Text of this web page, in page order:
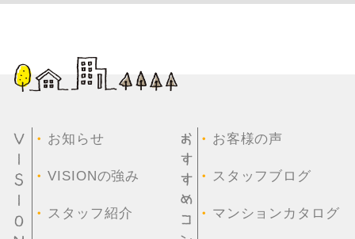
・ お知らせ
・VISIONの強み
・ スタッフ紹介
・ お客様の声
・ スタッフブログ
・ マンションカタログ